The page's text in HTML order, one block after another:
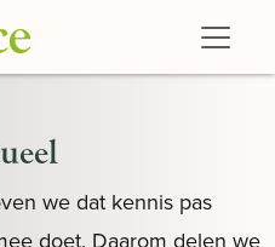
we dat kennis pas
doet. Daarom delen we